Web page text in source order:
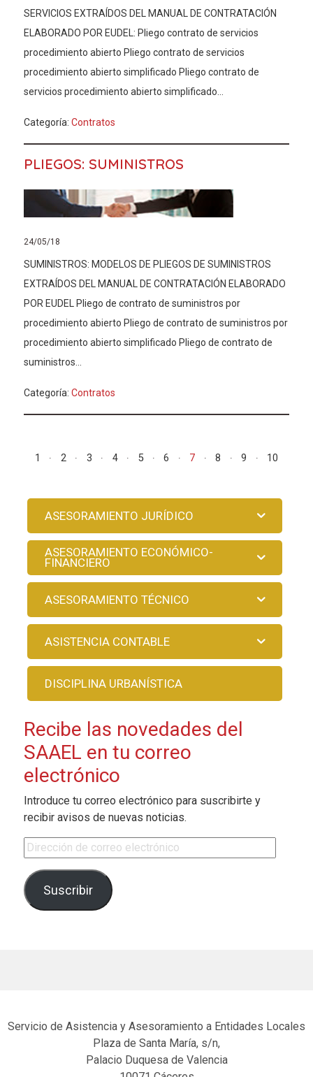
SERVICIOS EXTRAÍDOS DEL MANUAL DE CONTRATACIÓN
ELABORADO POR EUDEL: Pliego contrato de servicios
procedimiento abierto Pliego contrato de servicios
procedimiento abierto simplificado Pliego contrato de
servicios procedimiento abierto simplificado...
Categoría: Contratos
PLIEGOS: SUMINISTROS
24/05/18
SUMINISTROS: MODELOS DE PLIEGOS DE SUMINISTROS
EXTRAÍDOS DEL MANUAL DE CONTRATACIÓN ELABORADO
POR EUDEL Pliego de contrato de suministros por
procedimiento abierto Pliego de contrato de suministros por
procedimiento abierto simplificado Pliego de contrato de
suministros...
Categoría: Contratos
1 2 3 4 5 6 7 8 9 10
ASESORAMIENTO JURÍDICO
ASESORAMIENTO ECONÓMICO-
FINANCIERO
ASESORAMIENTO TÉCNICO
ASISTENCIA CONTABLE
DISCIPLINA URBANÍSTICA
Recibe las novedades del
SAAEL en tu correo
electrónico
Introduce tu correo electrónico para suscribirte y
recibir avisos de nuevas noticias.
Dirección de correo electrónico
Suscribir
Servicio de Asistencia y Asesoramiento a Entidades Locales
Plaza de Santa María, s/n,
Palacio Duquesa de Valencia